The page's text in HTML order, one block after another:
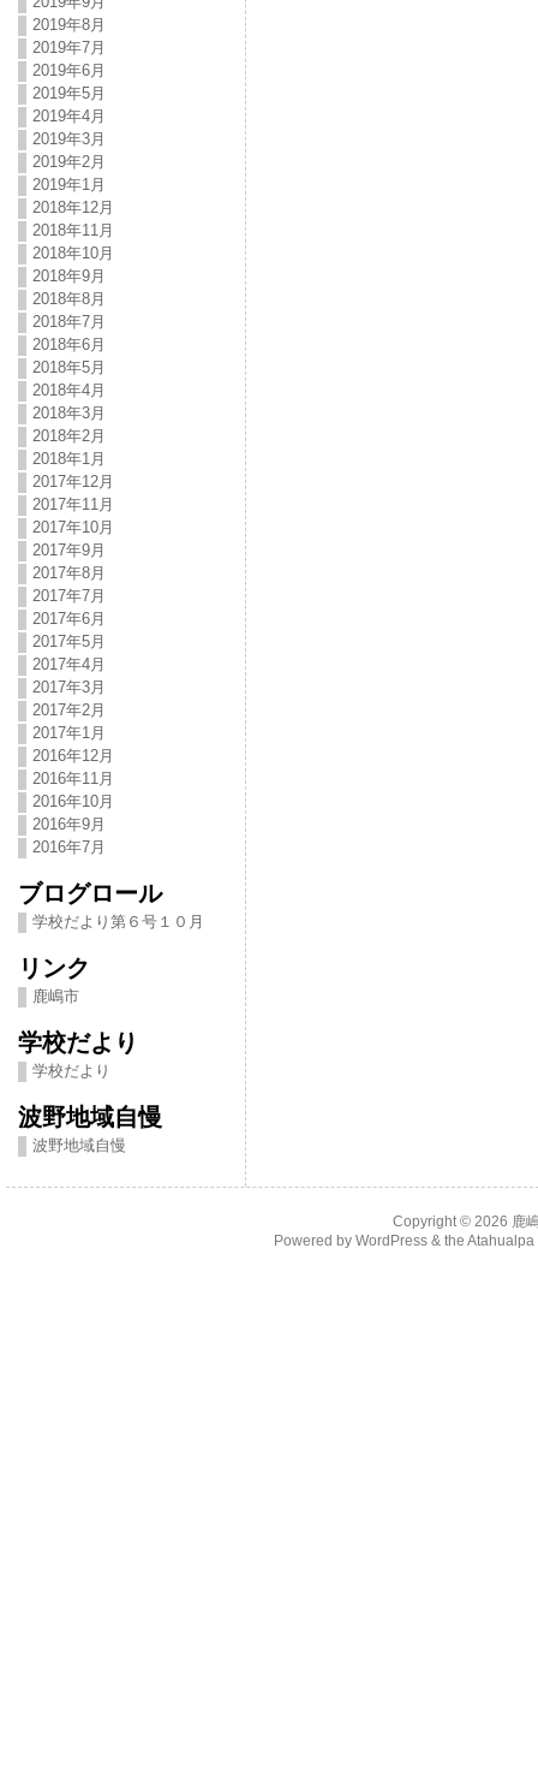
2019年8月
2019年7月
2019年6月
2019年5月
2019年4月
2019年3月
2019年2月
2019年1月
2018年12月
2018年11月
2018年10月
2018年9月
2018年8月
2018年7月
2018年6月
2018年5月
2018年4月
2018年3月
2018年2月
2018年1月
2017年12月
2017年11月
2017年10月
2017年9月
2017年8月
2017年7月
2017年6月
2017年5月
2017年4月
2017年3月
2017年2月
2017年1月
2016年12月
2016年11月
2016年10月
2016年9月
2016年7月
ブログロール
学校だより第６号１０月
リンク
鹿嶋市
学校だより
学校だより
波野地域自慢
波野地域自慢
Copyright © 2026 鹿
Powered by WordPress& the Atahualpa